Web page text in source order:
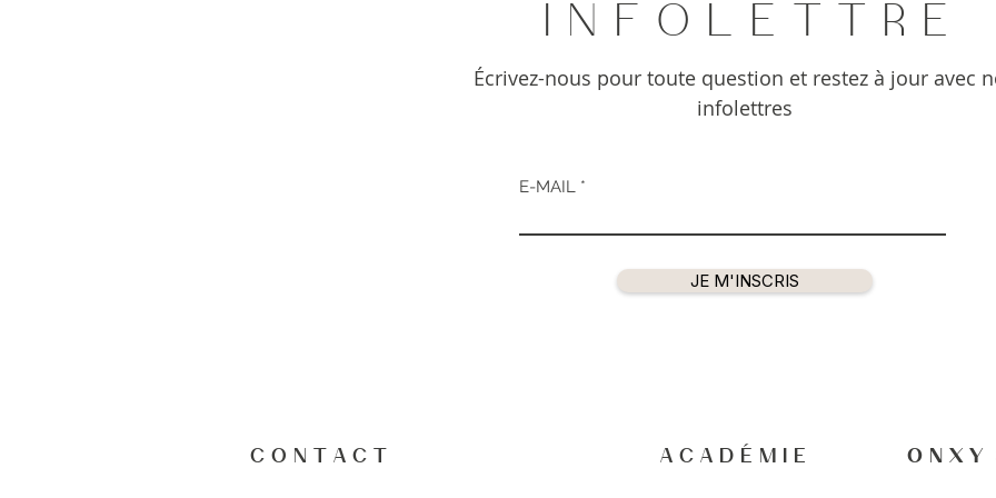
I N F O L E T T R E
Écrivez-nous pour toute question et restez à jour avec
infolettres
E-MAIL
JE M'INSCRIS
C O N T A C T A C A D É M I E O N X Y